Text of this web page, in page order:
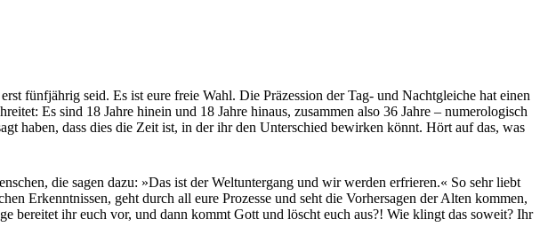
fünfjährig seid. Es ist eure freie Wahl. Die Präzession der Tag- und Nachtgleiche hat einen
Es sind 18 Jahre hinein und 18 Jahre hinaus, zusammen also 36 Jahre – numerologisch
haben, dass dies die Zeit ist, in der ihr den Unterschied bewirken könnt. Hört auf das, was
die sagen dazu: »Das ist der Weltuntergang und wir werden erfrieren.« So sehr liebt
Erkenntnissen, geht durch all eure Prozesse und seht die Vorhersagen der Alten kommen,
bereitet ihr euch vor, und dann kommt Gott und löscht euch aus?! Wie klingt das soweit? Ihr